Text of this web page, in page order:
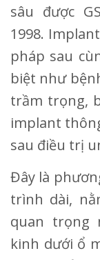
sâu được
1998.
pháp sau
biệt như
trầm trọng,
implant
sau điều trị
Đây là
trình dài,
quan trọng
kinh dưới ổ